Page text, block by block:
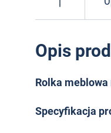
Opis
Rolka
Specyfikacja